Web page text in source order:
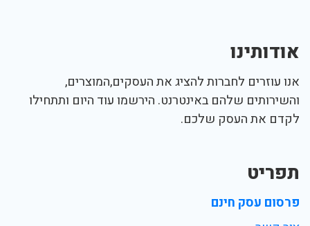
אודותינו
אנו עוזרים לחברות להציג את העסקים,המוצרים,
והשירותים שלהם באינטרנט. הירשמו עוד היום ותתחילו
לקדם את העסק שלכם.
תפריט
פרסום עסק חינם